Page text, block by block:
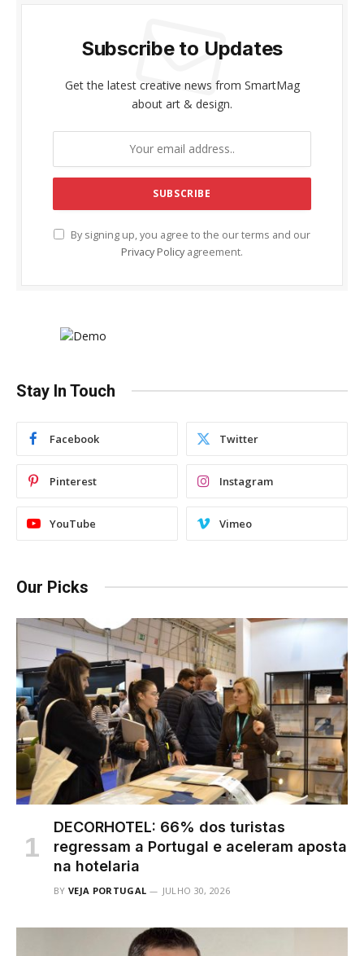
Subscribe to Updates
Get the latest creative news from SmartMag
about art & design.
By signing up, you agree to the our terms and our
Privacy Policy agreement.
Stay In Touch
Facebook Twitter
Pinterest Instagram
YouTube Vimeo
Our Picks
DECORHOTEL: 66% dos turistas
regressam a Portugal e aceleram aposta
na hotelaria
BY VEJA PORTUGAL JULHO 30, 2026